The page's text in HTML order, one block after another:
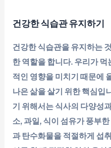
건강한 식습관 유지하기
건강한 식습관을 유지하는
한 역할을 합니다. 우리가
적인 영향을 미치기 때문에
나은 삶을 살기 위한 핵심입
기 위해서는 식사의 다양성
소, 과일, 식이 섬유가 풍부
과 탄수화물을 적절하게 섭